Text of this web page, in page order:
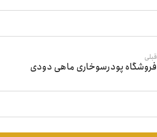
قبلی
فروشگاه پودرسوخاری ماهی دودی